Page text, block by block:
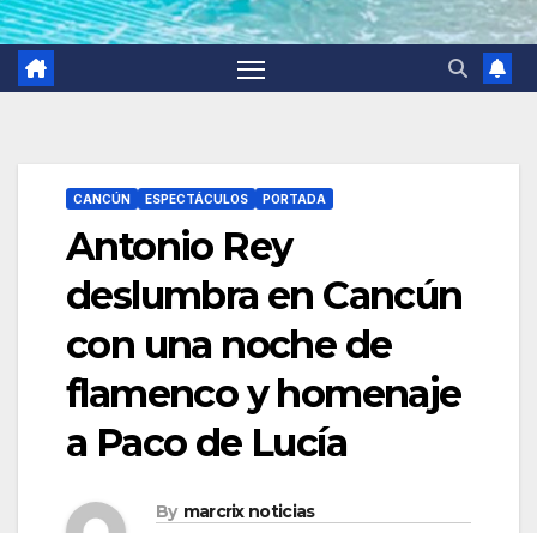
CANCÚN ESPECTÁCULOS PORTADA
Antonio Rey
deslumbra en Cancún
con una noche de
flamenco y homenaje
a Paco de Lucía
By marcrix noticias